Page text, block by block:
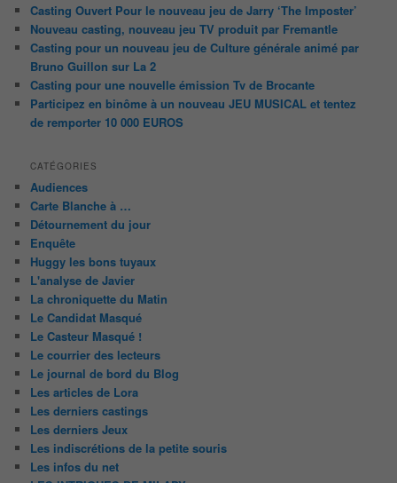
Casting Ouvert Pour le nouveau jeu de Jarry ‘The Imposter’
Nouveau casting, nouveau jeu TV produit par Fremantle
Casting pour un nouveau jeu de Culture générale animé par
Bruno Guillon sur La 2
Casting pour une nouvelle émission Tv de Brocante
Participez en binôme à un nouveau JEU MUSICAL et tentez
de remporter 10 000 EUROS
CATÉGORIES
Audiences
Carte Blanche à …
Détournement du jour
Enquête
Huggy les bons tuyaux
L'analyse de Javier
La chroniquette du Matin
Le Candidat Masqué
Le Casteur Masqué !
Le courrier des lecteurs
Le journal de bord du Blog
Les articles de Lora
Les derniers castings
Les derniers Jeux
Les indiscrétions de la petite souris
Les infos du net